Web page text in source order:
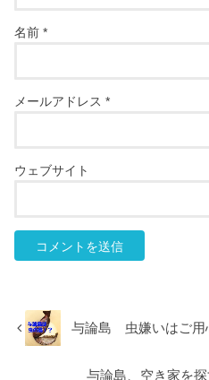
名前*
メールアドレス*
ウェブサイト
与論島 虫嫌いはご用
与論島、空き家を探